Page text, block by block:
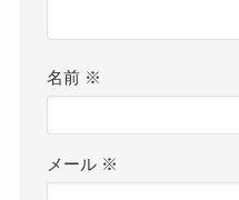
名前 ※
メール ※